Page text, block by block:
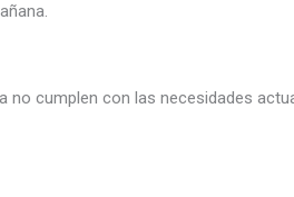
cumplen con las necesidades